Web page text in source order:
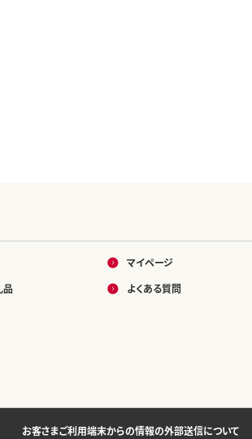
品
マイページ
よくある質問
お客さまご利用端末からの情報の外部送信について